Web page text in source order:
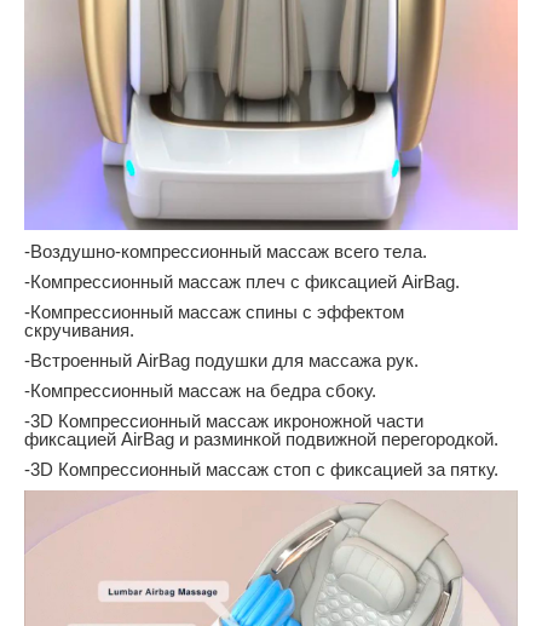
-Воздушно-компрессионный массаж всего тела.
-Компрессионный массаж плеч с фиксацией AirBag.
-Компрессионный массаж спины с эффектом
скручивания.
-Встроенный AirBag подушки для массажа рук.
-Компрессионный массаж на бедра сбоку.
-3D Компрессионный массаж икроножной части
фиксацией AirBag и разминкой подвижной перегородкой.
-3D Компрессионный массаж стоп с фиксацией за пятку.